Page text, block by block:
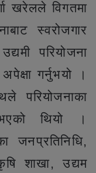
खरेलले विगतमा
स्वरोजगार
परियोजना
गर्नुभयो ।
परियोजनाका
थियो ।
जनप्रतिनिधि,
शाखा, उद्यम